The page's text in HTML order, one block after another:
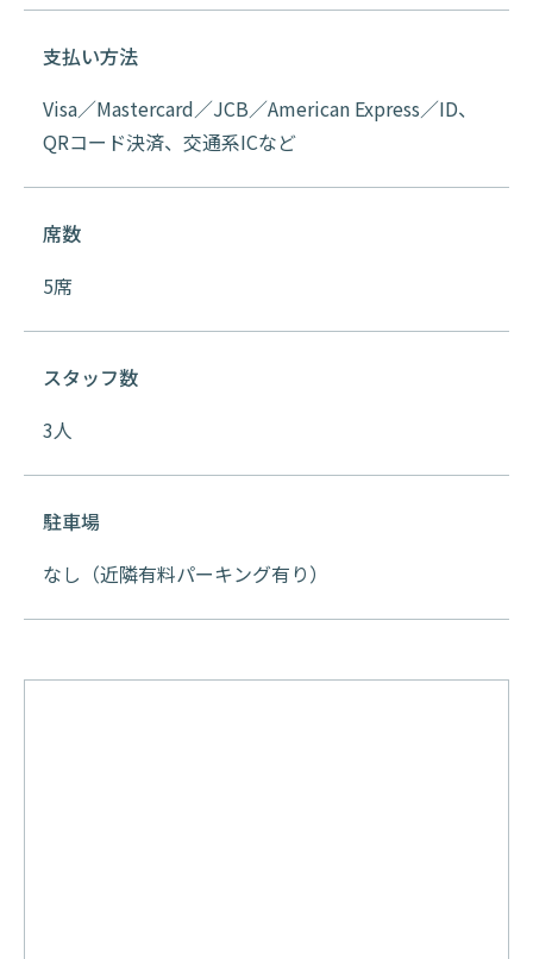
支払い方法
Visa／Mastercard／JCB／American Express／ID、
QRコード決済、交通系ICなど
席数
5席
スタッフ数
3人
駐車場
なし（近隣有料パーキング有り）